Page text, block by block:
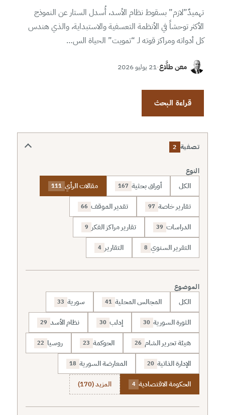
تهميدٌ”لازم” بسقوط نظام الأسد، أُسدل الستار عن النموذج
الأكثر توحشاً في الأنظمة التعسفية والاستبداية، والذي هندس
كل أدواته ومراكز قوته لـ “تمويت” الحياة الس…
معن طلَّاع·21 يوليو 2026
قراءة البحث
تصفية 2
النوع
الكل أوراق بحثية 167 مقالات الرأي 111
تقارير خاصة 97 تقدير الموقف 66
الدراسات 39 تقارير مراكز الفكر 9
التقرير السنوي 8 التقارير 4
الموضوع
الكل المجالس المحلية 41 سورية 33
الثورة السورية 30 إدلب 30 نظام الأسد 29
هيئة تحرير الشام 26 الحوكمة 23 روسيا 22
الإدارة الذاتية 20 المعارضة السورية 18
الحكومة الاقتصادية 4 المزيد (170)